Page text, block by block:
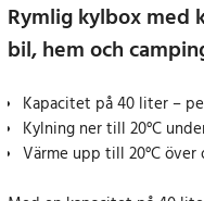
Rymlig kylbox med
bil, hem och
Kapacitet på 40 liter –
Kylning ner till 20°C
Värme upp till 20°C